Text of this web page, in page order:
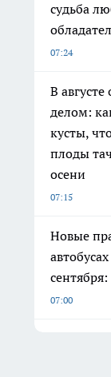
судьба
07:24
В
делом:
кусты,
плоды
осени
07:15
Новые
07:00